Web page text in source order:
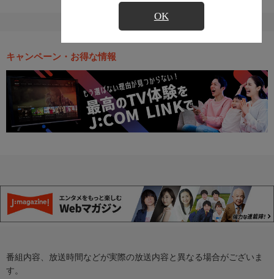
OK
キャンペーン・お得な情報
番組内容、放送時間などが実際の放送内容と異なる場合がございま
す。